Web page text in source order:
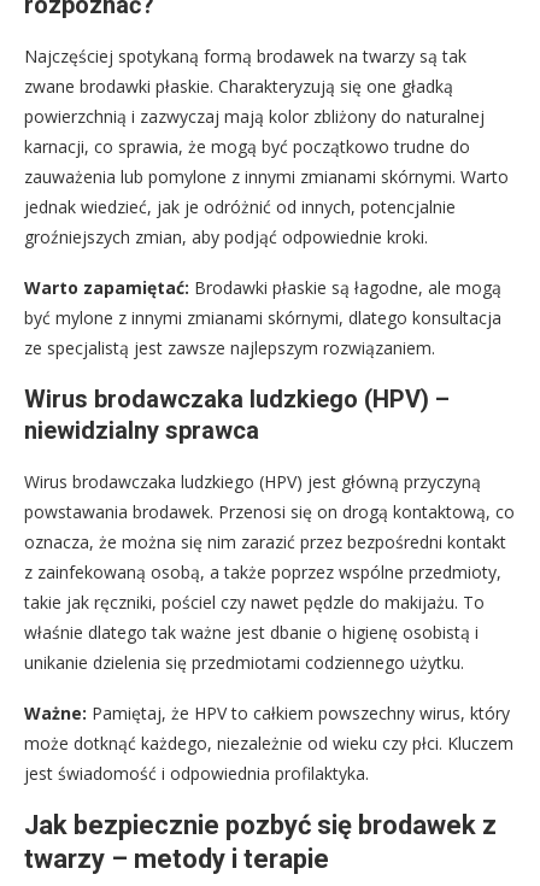
Najczęściej spotykaną formą brodawek na twarzy są tak
zwane brodawki płaskie. Charakteryzują się one gładką
powierzchnią i zazwyczaj mają kolor zbliżony do naturalnej
karnacji, co sprawia, że mogą być początkowo trudne do
zauważenia lub pomylone z innymi zmianami skórnymi. Warto
jednak wiedzieć, jak je odróżnić od innych, potencjalnie
groźniejszych zmian, aby podjąć odpowiednie kroki.
Warto zapamiętać: Brodawki płaskie są łagodne, ale mogą
być mylone z innymi zmianami skórnymi, dlatego konsultacja
ze specjalistą jest zawsze najlepszym rozwiązaniem.
Wirus brodawczaka ludzkiego (HPV) –
niewidzialny sprawca
Wirus brodawczaka ludzkiego (HPV) jest główną przyczyną
powstawania brodawek. Przenosi się on drogą kontaktową, co
oznacza, że można się nim zarazić przez bezpośredni kontakt
z zainfekowaną osobą, a także poprzez wspólne przedmioty,
takie jak ręczniki, pościel czy nawet pędzle do makijażu. To
właśnie dlatego tak ważne jest dbanie o higienę osobistą i
unikanie dzielenia się przedmiotami codziennego użytku.
Ważne: Pamiętaj, że HPV to całkiem powszechny wirus, który
może dotknąć każdego, niezależnie od wieku czy płci. Kluczem
jest świadomość i odpowiednia profilaktyka.
Jak bezpiecznie pozbyć się brodawek z
twarzy – metody i terapie